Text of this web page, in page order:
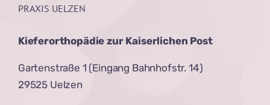
PRAXIS UELZEN
Kieferorthopädie zur Kaiserlichen Post
Gartenstraße 1 (Eingang Bahnhofstr. 14)
29525 Uelzen